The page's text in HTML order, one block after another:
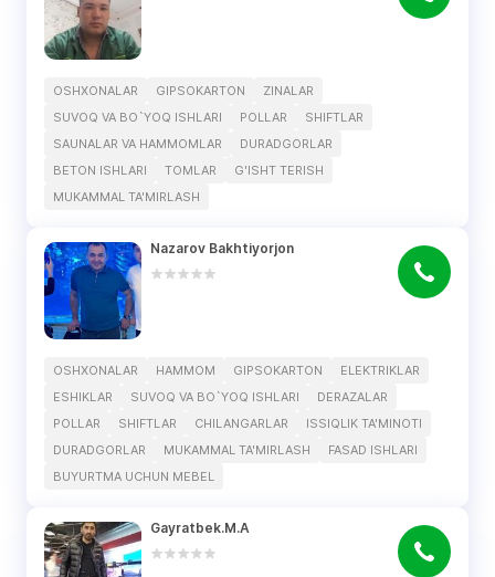
OSHXONALAR GIPSOKARTON
ZINALAR
SUVOQ VA BO`YOQ ISHLARI
POLLAR
SHIFTLAR
SAUNALAR VA HAMMOMLAR
DURADGORLAR
BETON ISHLARI
TOMLAR
G'ISHT TERISH
MUKAMMAL TA'MIRLASH
Nazarov Bakhtiyorjon
OSHXONALAR HAMMOM GIPSOKARTON
ELEKTRIKLAR
ESHIKLAR
SUVOQ VA BO`YOQ ISHLARI
DERAZALAR
POLLAR
SHIFTLAR CHILANGARLAR
ISSIQLIK TA'MINOTI
DURADGORLAR
MUKAMMAL TA'MIRLASH
FASAD ISHLARI
BUYURTMA UCHUN MEBEL
Gayratbek.M.A